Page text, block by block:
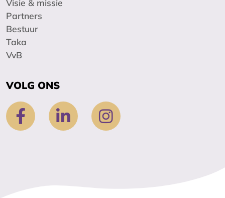
Visie & missie
Partners
Bestuur
Taka
VvB
VOLG ONS